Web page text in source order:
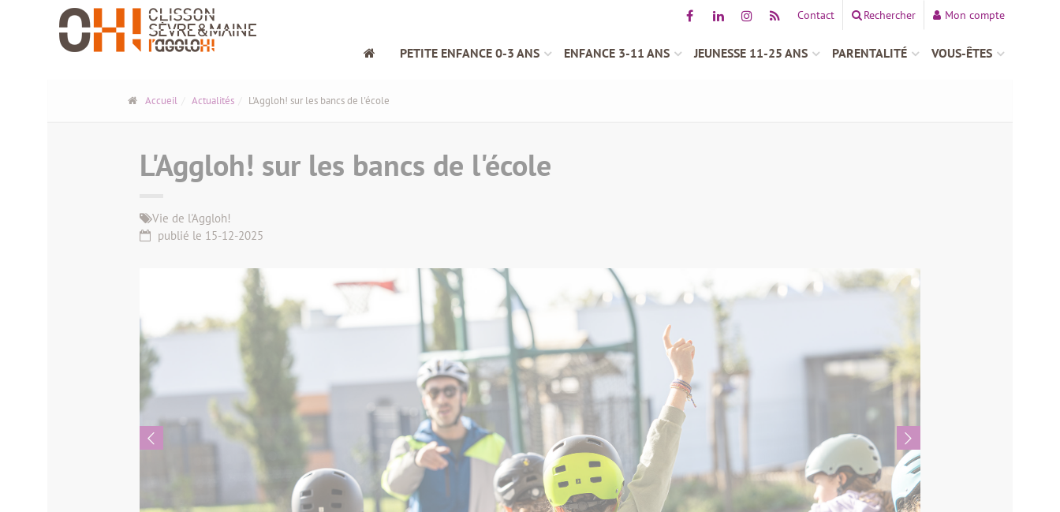
Contact Rechercher Mon compte
PETITE ENFANCE 0-3 ANS ENFANCE 3-11 ANS JEUNESSE 11-25 ANS PARENTALITÉ VOUS-ÊTES
Accueil Actualités L'Aggloh! sur les bancs de l'école
L'Aggloh! sur les bancs de l'école
Vie de l'Aggloh!
publié le 15-12-2025
Panneau de gestion des cookies